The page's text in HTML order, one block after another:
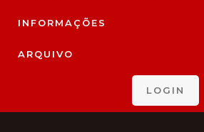
INFORMAÇÕES
ARQUIVO
LOGIN